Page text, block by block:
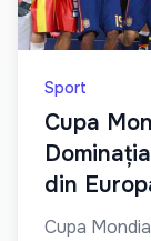
Sport
Cupa
din
Cupa